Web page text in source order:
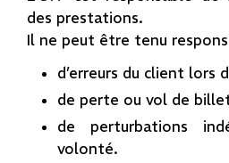
des prestations.
Il ne peut être tenu
d’erreurs du client lors
de perte ou vol de
de perturbations
volonté.